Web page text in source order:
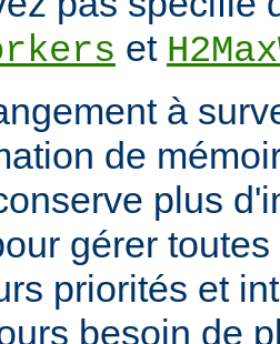
et
à
de
plus
gérer
priorités et
besoin de